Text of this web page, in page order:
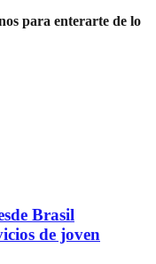
para enterarte de lo
Brasil
de joven